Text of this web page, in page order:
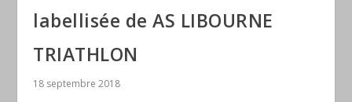
labellisée de AS LIBOURNE
TRIATHLON
18 septembre 2018